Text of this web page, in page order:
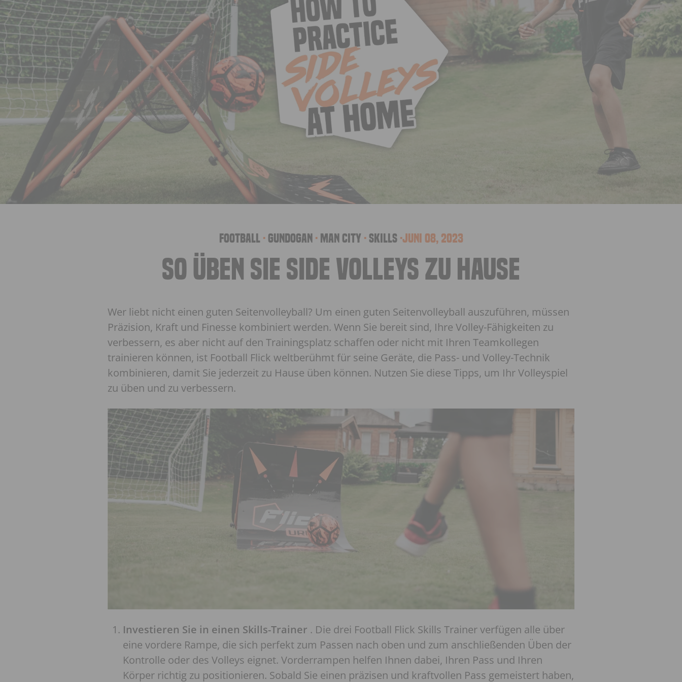
football·Gundogan· Man City·skills·Juni 08, 2023
SO ÜBEN SIE SIDE VOLLEYS ZU HAUSE
Wer liebt nicht einen guten Seitenvolleyball? Um einen guten Seitenvolleyball auszuführen, müssen
Präzision, Kraft und Finesse kombiniert werden. Wenn Sie bereit sind, Ihre Volley-Fähigkeiten zu
verbessern, es aber nicht auf den Trainingsplatz schaffen oder nicht mit Ihren Teamkollegen
trainieren können, ist Football Flick weltberühmt für seine Geräte, die Pass- und Volley-Technik
kombinieren, damit Sie jederzeit zu Hause üben können. Nutzen Sie diese Tipps, um Ihr Volleyspiel
zu üben und zu verbessern.
Investieren Sie in einen Skills-Trainer . Die drei Football Flick Skills Trainer verfügen alle über
eine vordere Rampe, die sich perfekt zum Passen nach oben und zum anschließenden Üben der
Kontrolle oder des Volleys eignet. Vorderrampen helfen Ihnen dabei, Ihren Pass und Ihren
Körper richtig zu positionieren. Sobald Sie einen präzisen und kraftvollen Pass gemeistert haben,